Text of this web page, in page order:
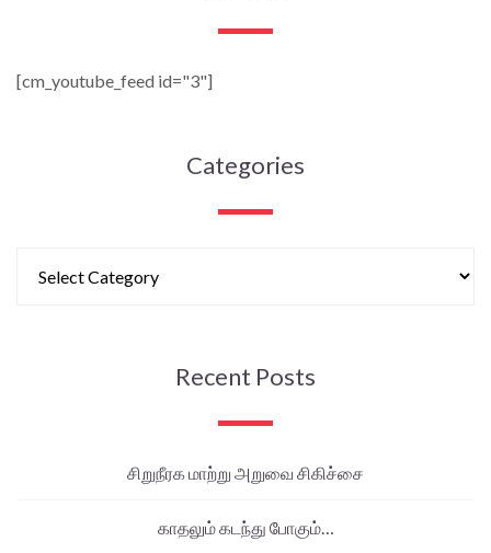
[cm_youtube_feed id="3"]
Categories
Recent Posts
சிறுநீரக மாற்று அறுவை சிகிச்சை
காதலும் கடந்து போகும்…